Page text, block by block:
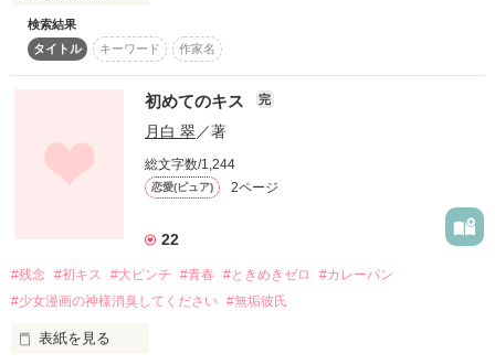
「俺とのファーストキス覚えてないの？」
あたしの初めてのキスは、瀬戸内じゃなかったの!?
当にありがとうございました。
「愛佳。」
初めてのキスは。
素敵なレビュー感謝です！
検索結果
タイトル
キーワード 作家名
初めてのキス 完
月白 翠／著
総文字数/1,244
恋愛(ピュア) 2ページ
22
#残念 #初キス #大ピンチ #青春 #ときめきゼロ
#カレーパン
#少女漫画の神様消臭してください #無垢彼氏
表紙を見る